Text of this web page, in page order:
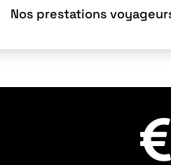
Nos prestations
